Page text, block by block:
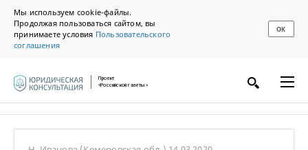
Мы используем cookie-файлы.
Продолжая пользоваться сайтом, вы
принимаете условия Пользовательского
соглашения
ОК
Проект
«Российской газеты»